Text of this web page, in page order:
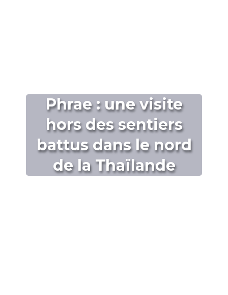
Phrae : une visite
hors des sentiers
battus dans le nord
de la Thaïlande